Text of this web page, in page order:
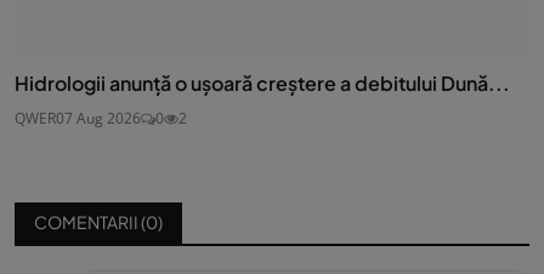
Hidrologii anunță o ușoară creștere a debitului Dună...
QWER07 Aug 2026 0 2
COMENTARII (0)